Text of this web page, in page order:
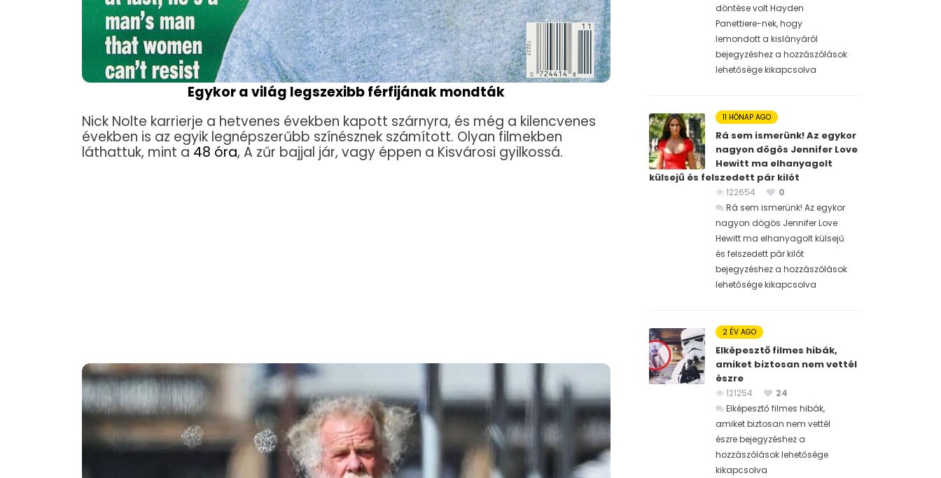
Egykor a világ legszexibb férfijának mondták
Nick Nolte karrierje a hetvenes években kapott szárnyra, és még a kilencvenes
években is az egyik legnépszerűbb színésznek számított. Olyan filmekben
láthattuk, mint a 48 óra, A zűr bajjal jár, vagy éppen a Kisvárosi gyilkossá.
döntése volt Hayden
Panettiere-nek, hogy
lemondott a kislányáról
bejegyzéshez a hozzászólások
lehetősége kikapcsolva
11 HÓNAP AGO
Rá sem ismerünk! Az egykor
nagyon dögös Jennifer Love
Hewitt ma elhanyagolt
külsejű és felszedett pár kilót
122654
0
Rá sem ismerünk! Az egykor
nagyon dögös Jennifer Love
Hewitt ma elhanyagolt külsejű
és felszedett pár kilót
bejegyzéshez a hozzászólások
lehetősége kikapcsolva
2 ÉV AGO
Elképesztő filmes hibák,
amiket biztosan nem vettél
észre
121254
24
Elképesztő filmes hibák,
amiket biztosan nem vettél
észre bejegyzéshez a
hozzászólások lehetősége
kikapcsolva